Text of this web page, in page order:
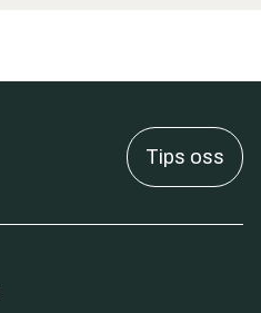
Tips oss